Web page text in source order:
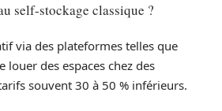
self-stockage classique ?
via des plateformes telles que
louer des espaces chez des
souvent 30 à 50 % inférieurs.